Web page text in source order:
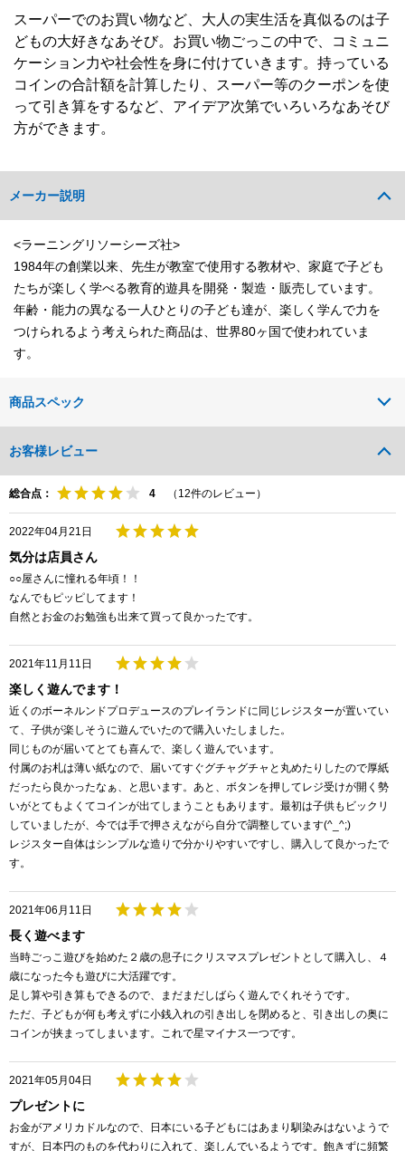
スーパーでのお買い物など、大人の実生活を真似るのは子
どもの大好きなあそび。お買い物ごっこの中で、コミュニ
ケーション力や社会性を身に付けていきます。持っている
コインの合計額を計算したり、スーパー等のクーポンを使
って引き算をするなど、アイデア次第でいろいろなあそび
方ができます。
メーカー説明
<ラーニングリソーシーズ社>
1984年の創業以来、先生が教室で使用する教材や、家庭で子ども
たちが楽しく学べる教育的遊具を開発・製造・販売しています。
年齢・能力の異なる一人ひとりの子ども達が、楽しく学んで力を
つけられるよう考えられた商品は、世界80ヶ国で使われていま
す。
商品スペック
お客様レビュー
総合点： （ 12件のレビュー）
2022年04月21日
気分は店員さん
○○屋さんに憧れる年頃！！
なんでもピッピしてます！
自然とお金のお勉強も出来て買って良かったです。
2021年11月11日
楽しく遊んでます！
近くのボーネルンドプロデュースのプレイランドに同じレジスターが置いてい
て、子供が楽しそうに遊んでいたので購入いたしました。
同じものが届いてとても喜んで、楽しく遊んでいます。
付属のお札は薄い紙なので、届いてすぐグチャグチャと丸めたりしたので厚紙
だったら良かったなぁ、と思います。あと、ボタンを押してレジ受けが開く勢
いがとてもよくてコインが出てしまうこともあります。最初は子供もビックリ
していましたが、今では手で押さえながら自分で調整しています(^_^;)
レジスター自体はシンプルな造りで分かりやすいですし、購入して良かったで
す。
2021年06月11日
長く遊べます
当時ごっこ遊びを始めた２歳の息子にクリスマスプレゼントとして購入し、４
歳になった今も遊びに大活躍です。
足し算や引き算もできるので、まだまだしばらく遊んでくれそうです。
ただ、子どもが何も考えずに小銭入れの引き出しを閉めると、引き出しの奥に
コインが挟まってしまいます。これで星マイナス一つです。
2021年05月04日
プレゼントに
お金がアメリカドルなので、日本にいる子どもにはあまり馴染みはないようで
すが、日本円のものを代わりに入れて、楽しんでいるようです。飽きずに頻繁